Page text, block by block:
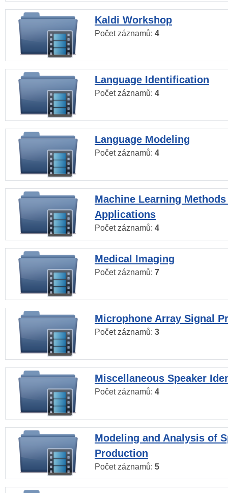
Kaldi Workshop
Počet záznamů: 4
Language Identification
Počet záznamů: 4
Language Modeling
Počet záznamů: 4
Machine Learning
Applications
Počet záznamů: 4
Medical Imaging
Počet záznamů: 7
Microphone Array Signal
Počet záznamů: 3
Miscellaneous Speaker
Počet záznamů: 4
Modeling and Analysis of
Production
Počet záznamů: 5